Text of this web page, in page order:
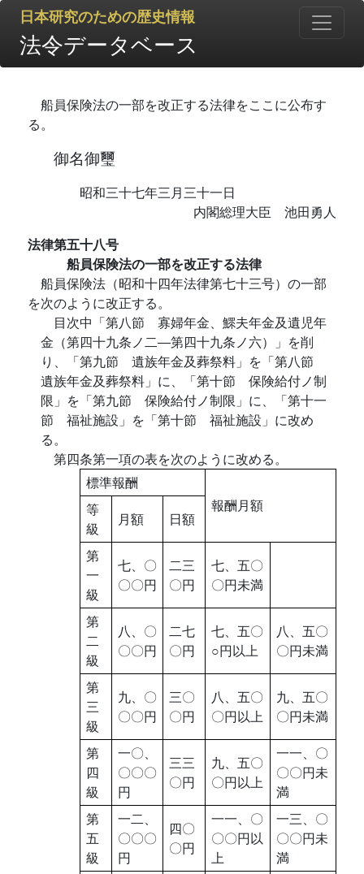
日本研究のための歴史情報
法令データベース
船員保険法の一部を改正する法律をここに公布す
る。
御名御璽
昭和三十七年三月三十一日
内閣総理大臣 池田勇人
法律第五十八号
船員保険法の一部を改正する法律
船員保険法（昭和十四年法律第七十三号）の一部
を次のように改正する。
目次中「第八節 寡婦年金、鰥夫年金及遺児年
金（第四十九条ノ二―第四十九条ノ六）」を削
り、「第九節 遺族年金及葬祭料」を「第八節
遺族年金及葬祭料」に、「第十節 保険給付ノ制
限」を「第九節 保険給付ノ制限」に、「第十一
節 福祉施設」を「第十節 福祉施設」に改め
る。
第四条第一項の表を次のように改める。
標準報酬
報酬月額
等
級
月額
日額
第
一
級
七、〇
〇〇円
二三
〇円
七、五〇
〇円未満
第
二
級
八、〇
〇〇円
二七
〇円
七、五〇
○円以上
八、五〇
〇円未満
第
三
級
九、〇
〇〇円
三〇
〇円
八、五〇
〇円以上
九、五〇
〇円未満
第
四
級
一〇、
〇〇〇
円
三三
〇円
九、五〇
〇円以上
一一、〇
〇〇円未
満
第
五
級
一二、
〇〇〇
円
四〇
〇円
一一、〇
〇〇円以
上
一三、〇
〇〇円未
満